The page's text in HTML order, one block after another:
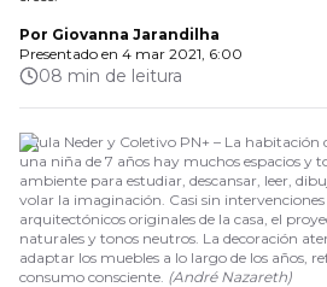
Por Giovanna Jarandilha
Presentado en 4 mar 2021, 6:00
08 min de leitura
Paula Neder y Coletivo PN+ – La habitación
una niña de 7 años hay muchos espacios y
ambiente para estudiar, descansar, leer,
volar la imaginación. Casi sin intervenciones
arquitectónicos originales de la casa, el
naturales y tonos neutros. La decoración
adaptar los muebles a lo largo de los años,
consumo consciente. (André Nazareth)